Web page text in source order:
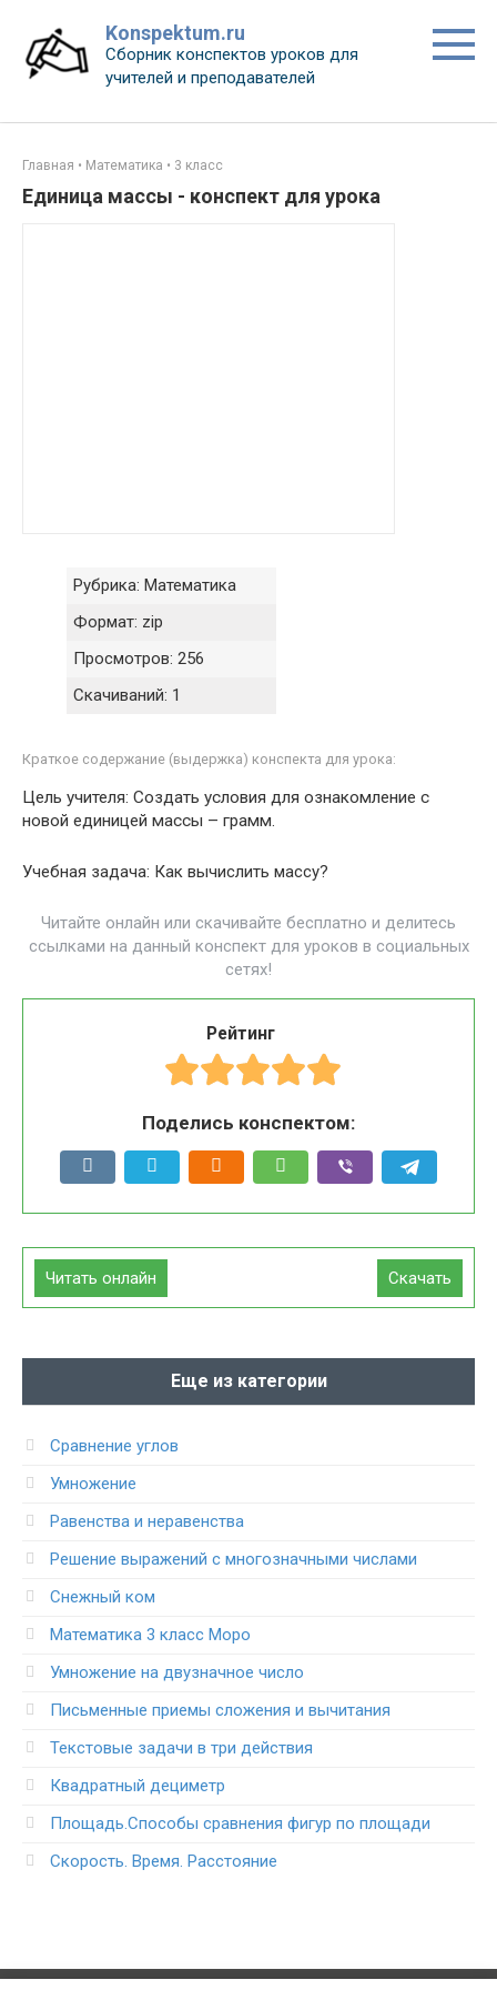
контенту
Konspektum.ru
Сборник конспектов уроков для
учителей и преподавателей
Главная • Математика • 3 класс
Единица массы - конспект для урока
Рубрика: Математика
Формат: zip
Просмотров: 256
Скачиваний: 1
Краткое содержание (выдержка) конспекта для урока:
Цель учителя: Создать условия для ознакомление с
новой единицей массы – грамм.
Учебная задача: Как вычислить массу?
Читайте онлайн или скачивайте бесплатно и делитесь
ссылками на данный конспект для уроков в социальных
сетях!
Рейтинг
Поделись конспектом:
Скачать
Читать онлайн
Еще из категории
Сравнение углов
Умножение
Равенства и неравенства
Решение выражений с многозначными числами
Снежный ком
Математика 3 класс Моро
Умножение на двузначное число
Письменные приемы сложения и вычитания
Текстовые задачи в три действия
Квадратный дециметр
Площадь.Способы сравнения фигур по площади
Скорость. Время. Расстояние